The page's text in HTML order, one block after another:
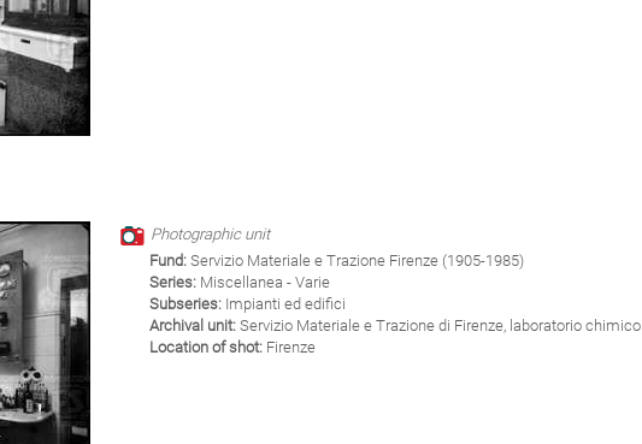
Photographic unit
Fund:Servizio Materiale e Trazione Firenze (1905-1985)
Series:Miscellanea - Varie
Subseries:Impianti ed edifici
Archival unit:Servizio Materiale e Trazione di Firenze, laboratorio chimico
Location of shot:Firenze